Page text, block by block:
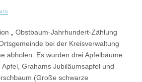
„ Obstbaum-Jahrhundert-Zählung
bei der Kreisverwaltung
abholen. Es wurden drei Apfelbäume
Grahams Jubiläumsapfel und
(Große schwarze